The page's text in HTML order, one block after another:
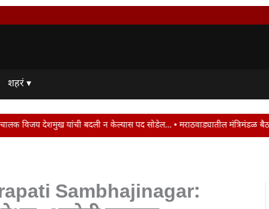
शहरं ▾
न केल्यास पद सोडेल… • मराठवाड्यातील मंत्रिमंडळ बैठक ठरली वांझोटी..! •
Sambhajinagar: